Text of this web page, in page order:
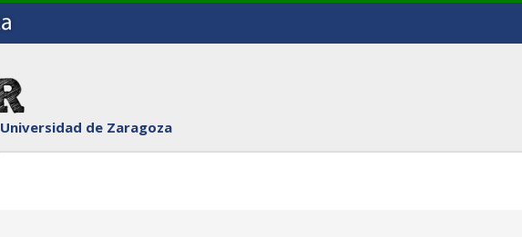
Universidad de Zaragoza